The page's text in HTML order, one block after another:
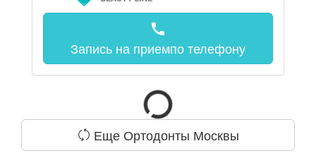
call
Запись на приемпо телефону
Еще Ортодонты Москвы